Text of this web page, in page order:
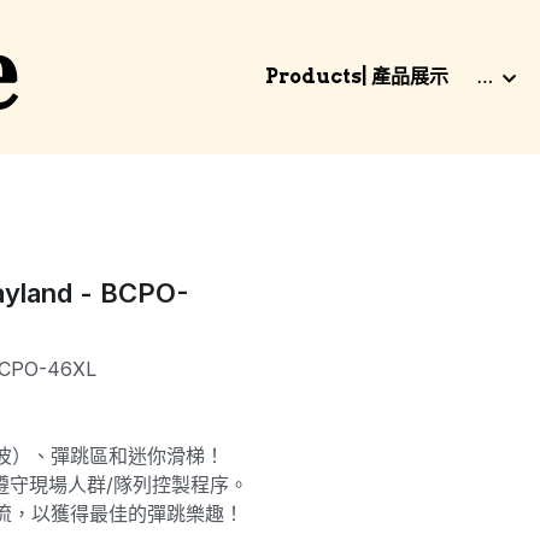
Products| 產品展示 …
- BCPO-
46XL
、彈跳區和迷你滑梯！
現場人群/隊列控製程序。
以獲得最佳的彈跳樂趣！